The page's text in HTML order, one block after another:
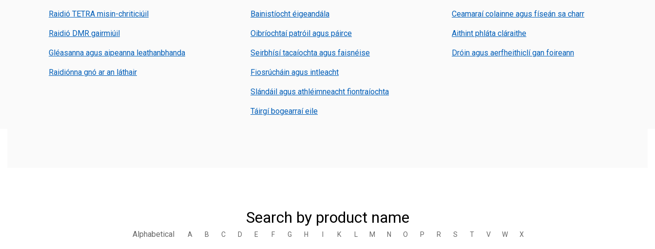
Raidió TETRA misin-chriticiúil
Raidió DMR gairmiúil
Gléasanna agus aipeanna leathanbhanda
Raidiónna gnó ar an láthair
Bainistíocht éigeandála
Oibríochtaí patróil agus páirce
Seirbhísí tacaíochta agus faisnéise
Fiosrúcháin agus intleacht
Slándáil agus athléimneacht fiontraíochta
Táirgí bogearraí eile
Ceamaraí colainne agus físeán sa charr
Aithint phláta cláraithe
Dróin agus aerfheithiclí gan foireann
Search by product name
Alphabetical A B C D E F G H I K L M N O P R S T V W X